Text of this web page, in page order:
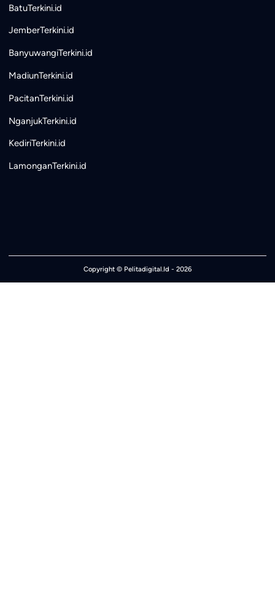
BatuTerkini.id
JemberTerkini.id
BanyuwangiTerkini.id
MadiunTerkini.id
PacitanTerkini.id
NganjukTerkini.id
KediriTerkini.id
LamonganTerkini.id
Copyright © Pelitadigital.Id - 2026